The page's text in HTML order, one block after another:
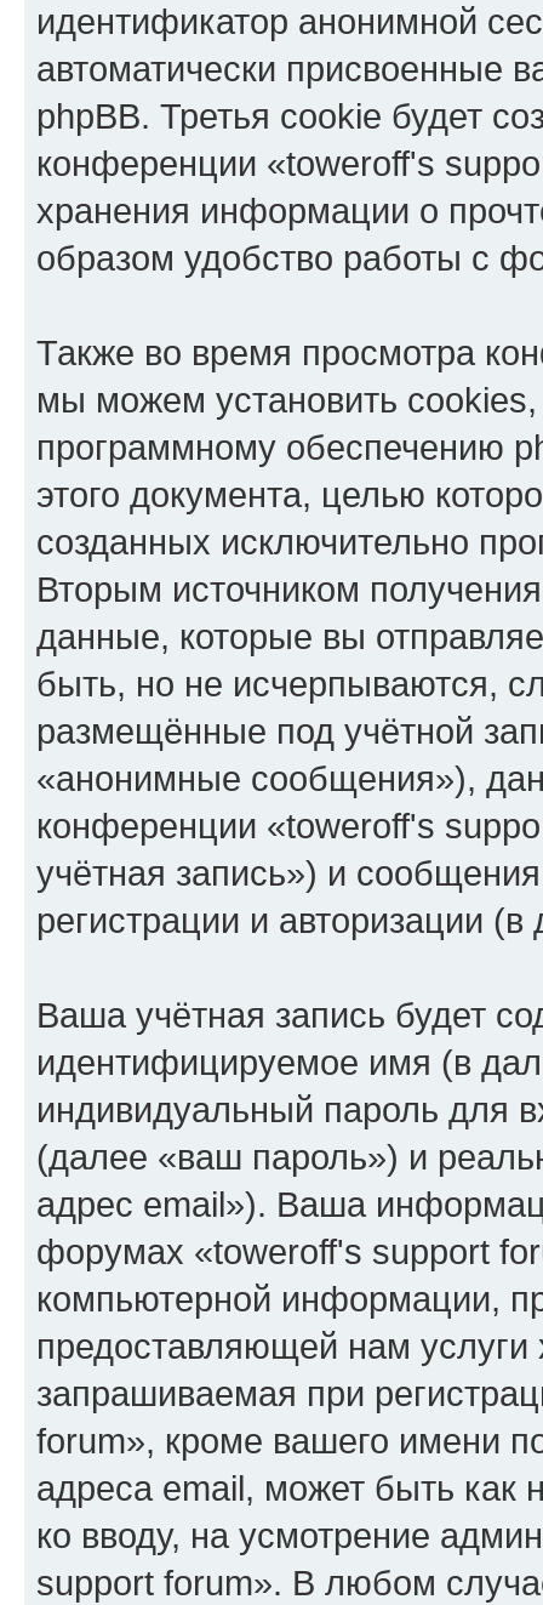
идентификатор анонимной
автоматически присвоенные
phpBB. Третья cookie будет
конференции «toweroff's
хранения информации о
образом удобство работы с
Также во время просмотра
мы можем установить
программному обеспечению
этого документа, целью
созданных исключительно
Вторым источником
данные, которые вы
быть, но не исчерпываются,
размещённые под учётной
«анонимные сообщения»),
конференции «toweroff's
учётная запись») и
регистрации и авторизации
Ваша учётная запись будет
идентифицируемое имя (в
индивидуальный пароль для
(далее «ваш пароль») и
адрес email»). Ваша
форумах «toweroff's support
компьютерной информации,
предоставляющей нам
запрашиваемая при
forum», кроме вашего имени
адреса email, может быть как
ко вводу, на усмотрение
support forum». В любом